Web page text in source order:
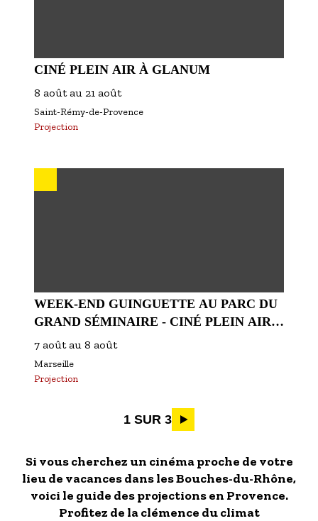
CINÉ PLEIN AIR À GLANUM
8 août au 21 août
Saint-Rémy-de-Provence
Projection
WEEK-END GUINGUETTE AU PARC DU
GRAND SÉMINAIRE - CINÉ PLEIN AIR
ET DJ SET
7 août au 8 août
Marseille
Projection
Pagination
1 SUR 3
Si vous cherchez un cinéma proche de votre
lieu de vacances dans les Bouches-du-Rhône,
voici le guide des projections en Provence.
Profitez de la clémence du climat